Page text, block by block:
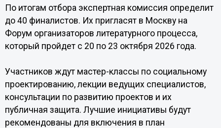
По итогам отбора экспертная комиссия определит
до 40 финалистов. Их пригласят в Москву на
Форум организаторов литературного процесса,
который пройдет с 20 по 23 октября 2026 года.
Участников ждут мастер-классы по социальному
проектированию, лекции ведущих специалистов,
консультации по развитию проектов и их
публичная защита. Лучшие инициативы будут
рекомендованы для включения в план